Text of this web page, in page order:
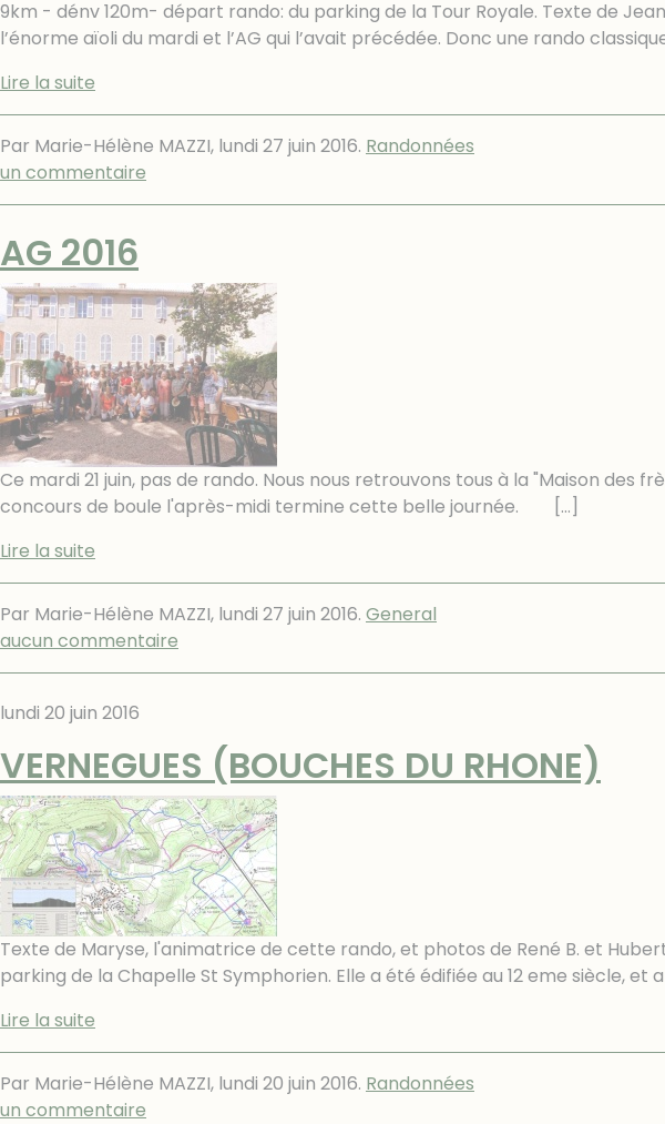
9km - dénv 120m- départ rando: du parking de la Tour Royale. Texte de
l’énorme aïoli du mardi et l’AG qui l’avait précédée. Donc une rando
Lire la suite
Par Marie-Hélène MAZZI, lundi 27 juin 2016. Randonnées
un commentaire
AG 2016
Ce mardi 21 juin, pas de rando. Nous nous retrouvons tous à la "Maison des
concours de boule l'après-midi termine cette belle journée.
[…]
Lire la suite
Par Marie-Hélène MAZZI, lundi 27 juin 2016. General
aucun commentaire
lundi 20 juin 2016
VERNEGUES (BOUCHES DU RHONE)
Texte de Maryse, l'animatrice de cette rando, et photos de René B. et
parking de la Chapelle St Symphorien. Elle a été édifiée au 12 eme siècle, et
Lire la suite
Par Marie-Hélène MAZZI, lundi 20 juin 2016. Randonnées
un commentaire